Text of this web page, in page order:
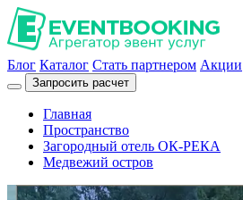
Блог Каталог Стать партнером Акции
Запросить расчет
Главная
Пространство
Загородный отель ОК-РЕКА
Медвежий остров